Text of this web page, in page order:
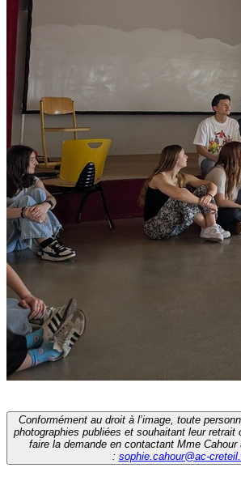
Conformément au droit à l’image, toute
photographies publiées et souhaitant leur retrait
faire la demande en contactant Mme Cahour
: sophie.cahour@ac-